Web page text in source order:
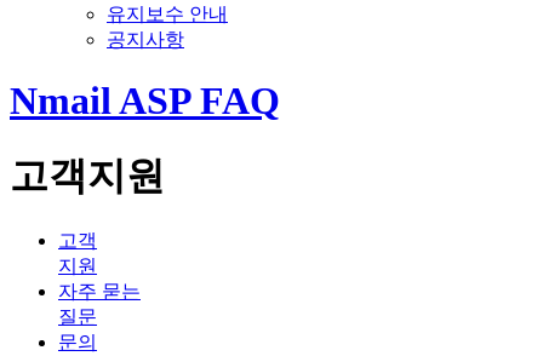
유지보수 안내
공지사항
Nmail ASP FAQ
고객지원
고객
지원
자주 묻는
질문
문의